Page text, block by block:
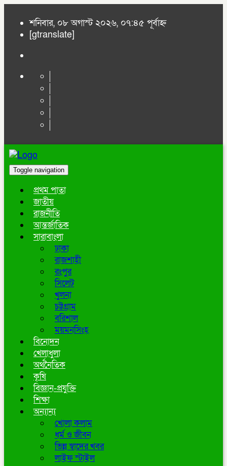
শনিবার, ০৮ অগাস্ট ২০২৬, ০৭:৪৫ পূর্বাহ্ন
[gtranslate]
Toggle navigation
প্রথম পাতা
জাতীয়
রাজনীতি
আন্তর্জাতিক
সারাবাংলা
ঢাকা
রাজশাহী
রংপুর
সিলেট
খুলনা
চট্টগ্রাম
বরিশাল
ময়মনসিংহ
বিনোদন
খেলাধুলা
অর্থনৈতিক
কৃষি
বিজ্ঞান-প্রযুক্তি
শিক্ষা
অন্যান্য
খোলা কলাম
ধর্ম ও জীবন
ভিন্ন স্বাদের খবর
লাইফ স্টাইল